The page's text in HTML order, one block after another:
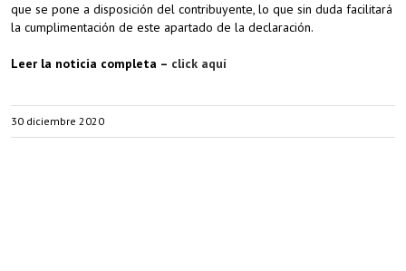
que se pone a disposición del contribuyente, lo que sin duda facilitará
la cumplimentación de este apartado de la declaración.
Leer la noticia completa – click aquí
30 diciembre 2020